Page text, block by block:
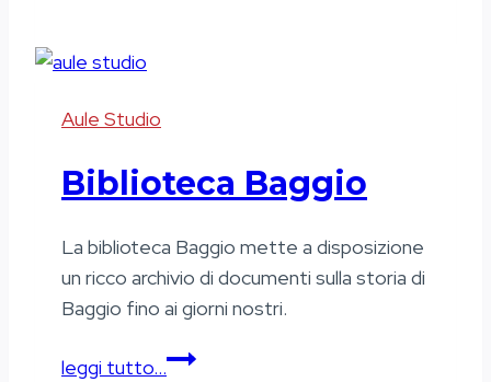
Aule Studio
Biblioteca Baggio
La biblioteca Baggio mette a disposizione
un ricco archivio di documenti sulla storia di
Baggio fino ai giorni nostri.
leggi tutto…Biblioteca